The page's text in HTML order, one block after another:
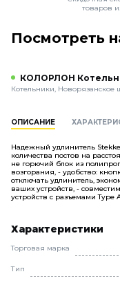
товаров
Посмотреть
КОЛОРЛОН
Котельники, Новорязанское
ОПИСАНИЕ
Надежный удлинитель
количества постов на
не горючий блок из
возгорания, - удобство:
отключать удлинитель,
ваших устройств, -
устройств с разъемами Type
Характеристики
Торговая марка
Тип